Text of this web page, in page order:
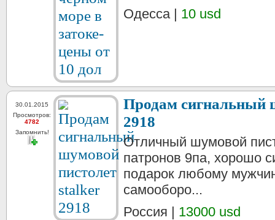
Одесса | 10 usd
30.01.2015
Просмотров:
4782
Запомнить!
Продам сигнальный
2918
Отличный шумовой
патронов 9па, хорошо
подарок любому
самооборо...
Россия | 13000 usd